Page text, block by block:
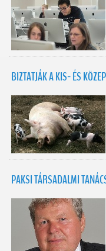
BIZTATJÁK A KIS- ÉS
PAKSI TÁRSADALMI